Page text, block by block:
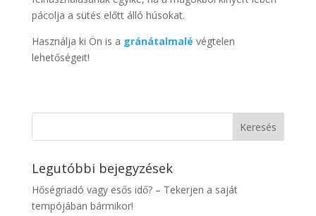
pácolja a sütés előtt álló húsokat.
Használja ki Ön is a gránátalmalé végtelen
lehetőségeit!
Legutóbbi bejegyzések
Hőségriadó vagy esős idő? – Tekerjen a saját
tempójában bármikor!